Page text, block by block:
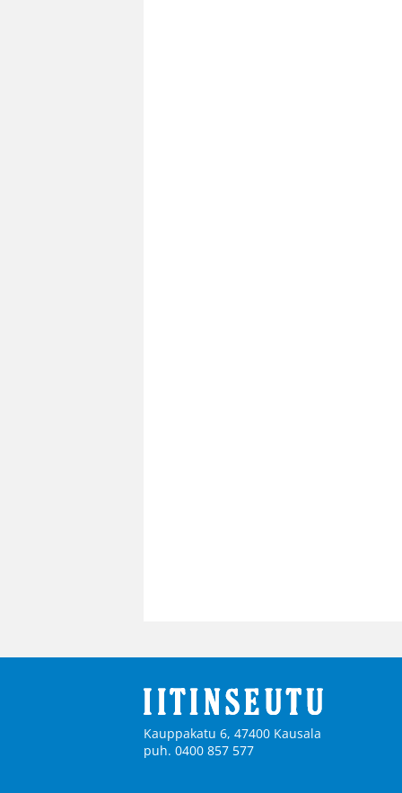
Kauppakatu 6, 47400 Kausala
puh. 0400 857 577